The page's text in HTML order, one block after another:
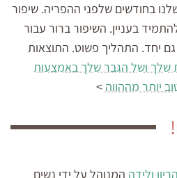
בחודשים שלפני ההפריה. שיפור
בעניין. השיפור ברור עבור
יחד. התהליך פשוט. התוצאות
שלך ושל הגבר שלך באמצעות
יותר מההווה >
הריון ולידה המנוהל על ידי נשים